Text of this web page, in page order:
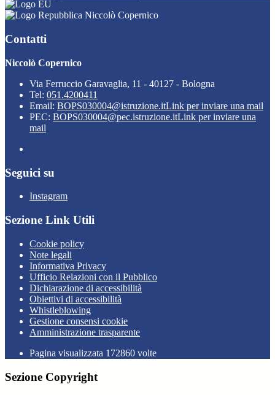
Niccolò Copernico
Contatti
Niccolò Copernico
Via Ferruccio Garavaglia, 11 - 40127 - Bologna
Tel: 051.4200411
Email: BOPS030004@istruzione.itLink per inviare una mail
PEC: BOPS030004@pec.istruzione.itLink per inviare una
mail
Seguici su
Instagram
Sezione Link Utili
Cookie policy
Note legali
Informativa Privacy
Ufficio Relazioni con il Pubblico
Dichiarazione di accessibilità
Obiettivi di accessibilità
Whistleblowing
Gestione consensi cookie
Amministrazione trasparente
Pagina visualizzata 172860 volte
Sezione Copyright